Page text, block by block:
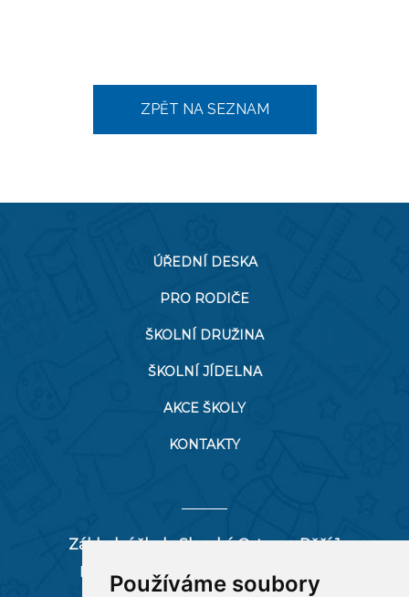
Používáme soubory
ZPĚT NA SEZNAM
ÚŘEDNÍ DESKA
PRO RODIČE
ŠKOLNÍ DRUŽINA
ŠKOLNÍ JÍDELNA
AKCE ŠKOLY
KONTAKTY
Základní škola Slezská Ostrava, Pěší 1
Pěší 66/1, 712 00 Ostrava-Muglinov